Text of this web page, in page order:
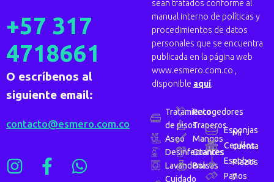
+57 317
4718661
O escríbenos al
siguiente email:
contacto@esmero.com.co
sean tratados conforme al
manual interno de políticas y
procedimientos de datos
personales que se encuentra
publicada en la página web
www.esmero.com.co ,
disponible aquí.
Tratamiento
de pisos
Aseo
Desinfectantes
Lavanderia
Cuidado
Recogedores
Traperos
Mangos
Guantes
Bolsas
Esponjas
Cepillos
Escobas
Paños
Mi
cuenta
Plazos
y